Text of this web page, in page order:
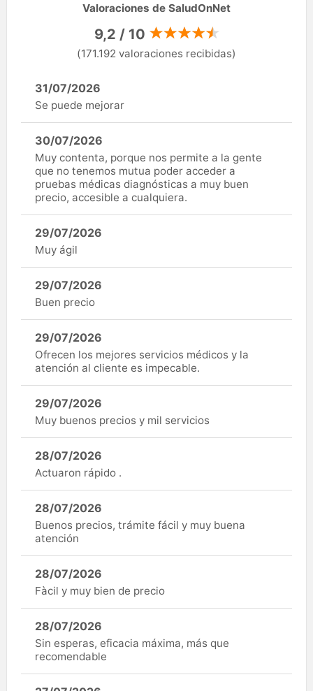
Valoraciones de SaludOnNet
9,2 / 10
(171.192 valoraciones recibidas)
31/07/2026
Se puede mejorar
30/07/2026
Muy contenta, porque nos permite a la gente
que no tenemos mutua poder acceder a
pruebas médicas diagnósticas a muy buen
precio, accesible a cualquiera.
29/07/2026
Muy ágil
29/07/2026
Buen precio
29/07/2026
Ofrecen los mejores servicios médicos y la
atención al cliente es impecable.
29/07/2026
Muy buenos precios y mil servicios
28/07/2026
Actuaron rápido .
28/07/2026
Buenos precios, trámite fácil y muy buena
atención
28/07/2026
Fàcil y muy bien de precio
28/07/2026
Sin esperas, eficacia máxima, más que
recomendable